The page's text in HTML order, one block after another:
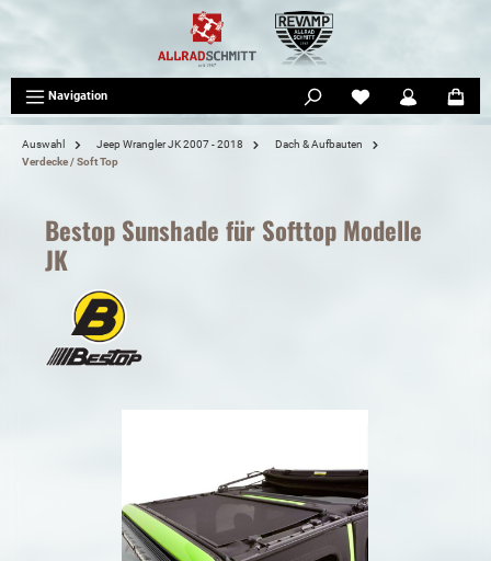
Navigation
Auswahl Jeep Wrangler JK 2007 - 2018
Dach & Aufbauten
Verdecke / Soft Top
Bestop Sunshade für Softtop Modelle
JK